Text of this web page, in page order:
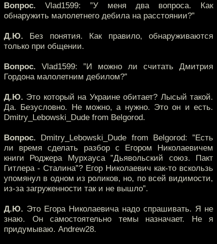
Вопрос. Vlad1599: ”У меня два вопроса. Как
обнаружить малолетнего дебила на расстоянии?”
Д.Ю. Без понятия. Как правило, обнаруживаются
только при общении.
Вопрос. Vlad1599: ”И можно ли считать Дмитрия
Гордона малолетним дебилом?”
Д.Ю. Это который на Украине обитает? Лысый такой.
Да. Безусловно. Не можно, а нужно. Это он и есть.
Dmitry_Lebowski_Dude from Belgorod.
Вопрос. Dmitry_Lebowski_Dude from Belgorod: ”Есть
ли время сделать разбор с Егором Николаевичем
книги Роджера Мурхауса ”Дьявольский союз. Пакт
Гитлера - Сталина”? Егор Николаевич как-то вскользь
упомянул в одном из роликов, но, по всей видимости,
из-за загруженности так и не вышло”.
Д.Ю. Это Егора Николаевича надо спрашивать. Я не
знаю. Он самостоятельно темы назначает. Не я
придумываю. Andrew28.